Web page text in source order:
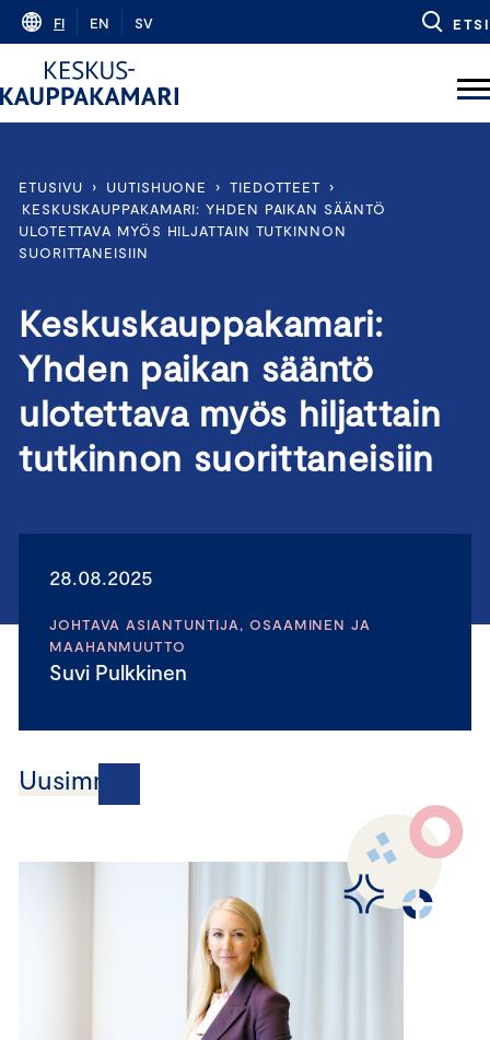
Skip
content
FI EN SV ETSI
ETUSIVU › UUTISHUONE › TIEDOTTEET
›
KESKUSKAUPPAKAMARI: YHDEN PAIKAN SÄÄNTÖ
ULOTETTAVA MYÖS HILJATTAIN TUTKINNON
SUORITTANEISIIN
Keskuskauppakamari:
Yhden paikan sääntö
ulotettava myös hiljattain
tutkinnon suorittaneisiin
28.08.2025
JOHTAVA ASIANTUNTIJA, OSAAMINEN JA
MAAHANMUUTTO
Suvi Pulkkinen
Uusimmat